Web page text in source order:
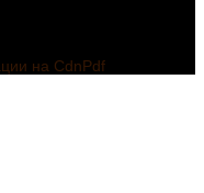
на CdnPdf